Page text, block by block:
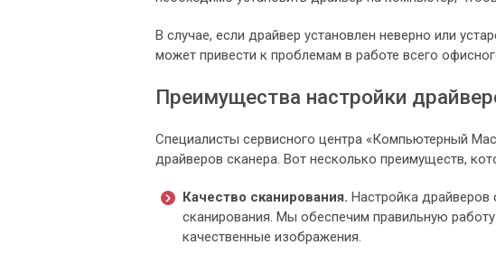
В случае, если драйвер установлен неверно или
может привести к проблемам в работе всего
Преимущества настройки
Специалисты сервисного центра «Компьютерный
драйверов сканера. Вот несколько преимуществ,
Качество сканирования. Настройка драйверов
сканирования. Мы обеспечим правильную
качественные изображения.